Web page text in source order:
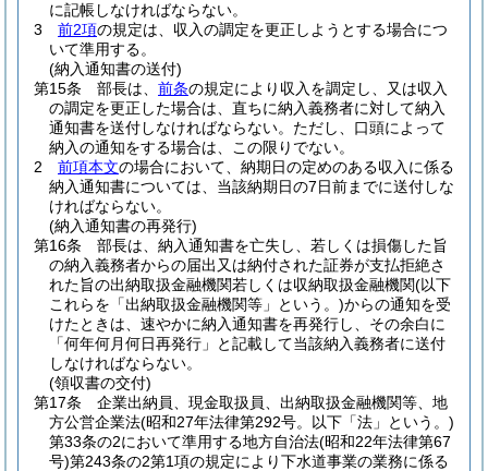
に記帳しなければならない。
3
前2項の規定は、収入の調定を更正しようとする場合につ
いて準用する。
(納入通知書の送付)
第15条
部長は、 前条の規定により収入を調定し、又は収入
の調定を更正した場合は、直ちに納入義務者に対して納入
通知書を送付しなければならない。 ただし、口頭によって
納入の通知をする場合は、この限りでない。
2
前項本文の場合において、納期日の定めのある収入に係る
納入通知書については、当該納期日の7日前までに送付しな
ければならない。
(納入通知書の再発行)
第16条
部長は、納入通知書を亡失し、若しくは損傷した旨
の納入義務者からの届出又は納付された証券が支払拒絶さ
れた旨の出納取扱金融機関若しくは収納取扱金融機関(以下
これらを「出納取扱金融機関等」という。)からの通知を受
けたときは、速やかに納入通知書を再発行し、その余白に
「何年何月何日再発行」と記載して当該納入義務者に送付
しなければならない。
(領収書の交付)
第17条
企業出納員、現金取扱員、出納取扱金融機関等、地
方公営企業法(昭和27年法律第292号。以下「法」という。)
第33条の2において準用する地方自治法(昭和22年法律第67
号)第243条の2第1項の規定により下水道事業の業務に係る